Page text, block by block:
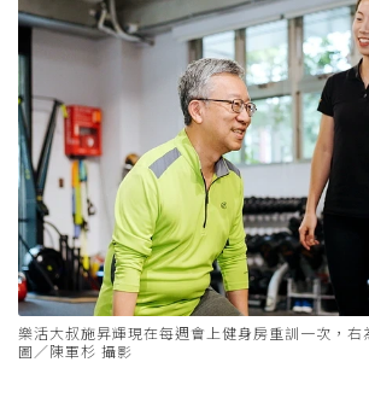
樂活大叔施昇輝現在每週會上健身房重訓一次，右
圖／陳軍杉 攝影